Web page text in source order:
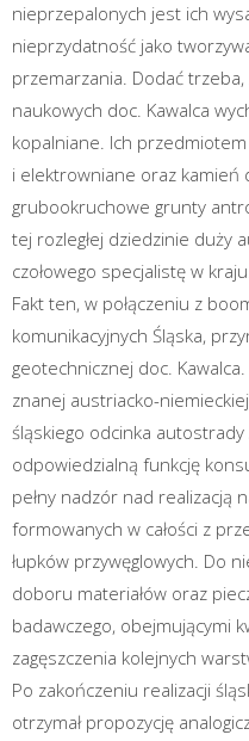
nieprzepalonych jest ich
nieprzydatność jako
przemarzania. Dodać
naukowych doc. Kawalca
kopalniane. Ich
i elektrowniane oraz kamień
grubookruchowe grunty
tej rozległej dziedzinie duży
czołowego specjalistę w
Fakt ten, w połączeniu z
komunikacyjnych Śląska,
geotechnicznej doc.
znanej austriacko-
śląskiego odcinka
odpowiedzialną funkcję
pełny nadzór nad realizacją
formowanych w całości z
łupków przywęglowych. Do
doboru materiałów oraz
badawczego, obejmującymi
zagęszczenia kolejnych
Po zakończeniu realizacji
otrzymał propozycję